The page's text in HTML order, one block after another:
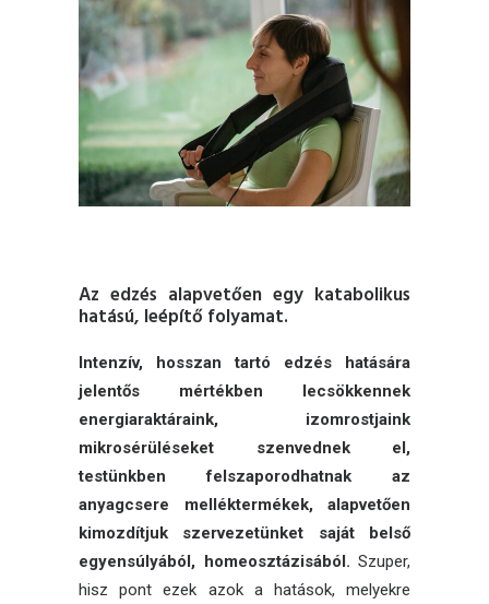
Az edzés alapvetően egy katabolikus
hatású, leépítő folyamat.
Intenzív, hosszan tartó edzés hatására
jelentős mértékben lecsökkennek
energiaraktáraink, izomrostjaink
mikrosérüléseket szenvednek el,
testünkben felszaporodhatnak az
anyagcsere melléktermékek, alapvetően
kimozdítjuk szervezetünket saját belső
egyensúlyából, homeosztázisából. Szuper,
hisz pont ezek azok a hatások, melyekre